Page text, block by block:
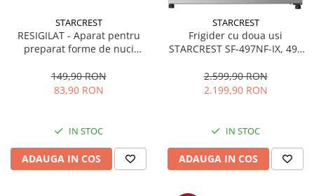
STARCREST
RESIGILAT - Aparat pentru
preparat forme de nuci
forme, 1400W, Indicator
luminos, Placi antiaderente,
149,90 RON
83,90 RON
IN STOC
ADAUGA IN COS
STARCREST
Frigider cu doua usi
STARCREST SF-497NF-IX, 497
Inverter, Clasa E, Display,
Functie super racire, Blocare
2.599,90 RON
2.199,90 RON
IN STOC
ADAUGA IN COS